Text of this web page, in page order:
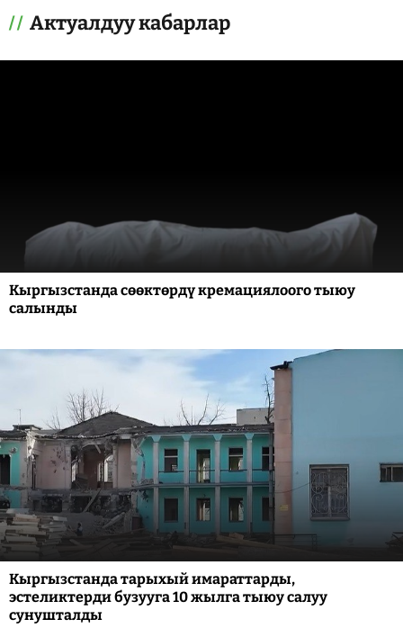
Актуалдуу кабарлар
Кыргызстанда сөөктөрдү кремациялоого тыюу
салынды
Кыргызстанда тарыхый имараттарды,
эстеликтерди бузууга 10 жылга тыюу салуу
сунушталды